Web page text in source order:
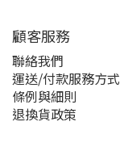
顧客服務
聯絡我們
運送/付款服務方式
條例與細則
退換貨政策